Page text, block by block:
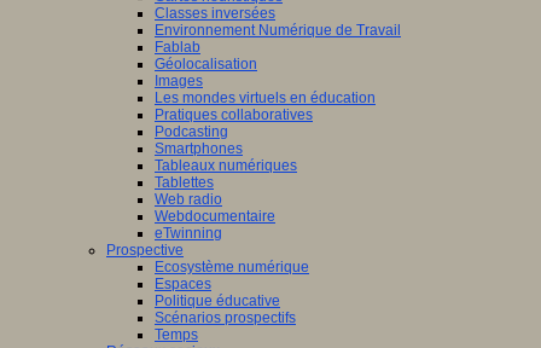
Classes inversées
Environnement Numérique de Travail
Fablab
Géolocalisation
Images
Les mondes virtuels en éducation
Pratiques collaboratives
Podcasting
Smartphones
Tableaux numériques
Tablettes
Web radio
Webdocumentaire
eTwinning
Prospective
Ecosystème numérique
Espaces
Politique éducative
Scénarios prospectifs
Temps